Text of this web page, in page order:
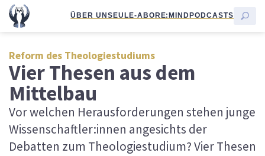
ÜBER UNSEULE-ABORE:MINDPODCASTS
Reform des Theologiestudiums
Vier Thesen aus dem
Mittelbau
Vor welchen Herausforderungen stehen junge
Wissenschaftler:innen angesichts der
Debatten zum Theologiestudium? Vier Thesen